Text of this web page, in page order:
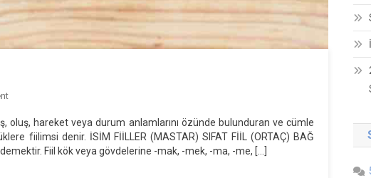
On
(Eylemsiler)
oluş, hareket veya durum anlamlarını özünde bulunduran ve cümle
fiilimsi denir. İSİM FİİLLER (MASTAR) SIFAT FİİL (ORTAÇ) BAĞ
Fiil kök veya gövdelerine -mak, -mek, -ma, -me, […]